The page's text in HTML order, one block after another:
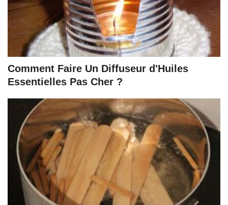
Comment Faire Un Diffuseur d'Huiles
Essentielles Pas Cher ?